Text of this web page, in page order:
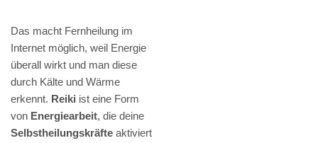
Das macht Fernheilung im
Internet möglich, weil Energie
überall wirkt und man diese
durch Kälte und Wärme
erkennt. Reiki ist eine Form
von Energiearbeit, die deine
Selbstheilungskräfte aktiviert